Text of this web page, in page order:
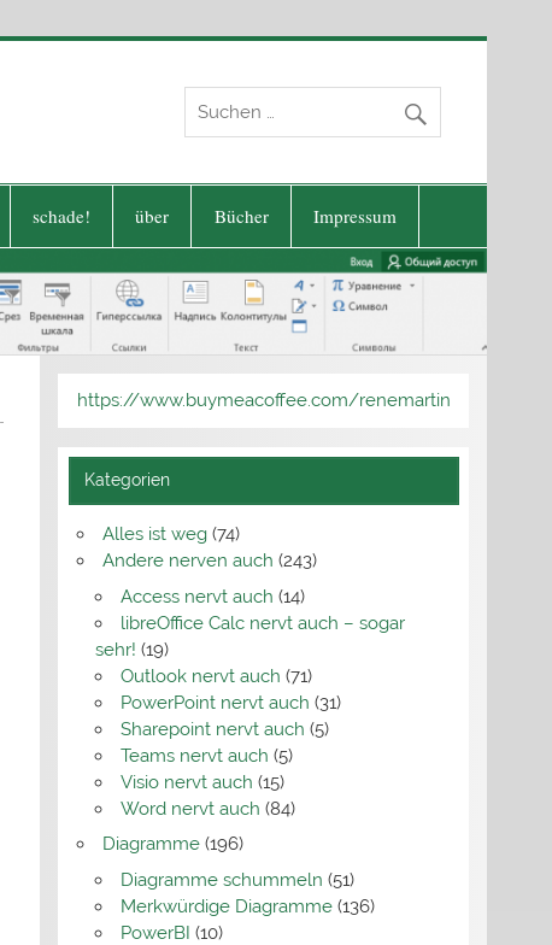
schade! über Bücher Impressum
https://www.buymeacoffee.com/renemartin
Kategorien
Alles ist weg(74)
Andere nerven auch (243)
Access nervt auch (14)
libreOffice Calc nervt auch – sogar
sehr! (19)
Outlook nervt auch (71)
PowerPoint nervt auch (31)
Sharepoint nervt auch (5)
Teams nervt auch (5)
Visio nervt auch (15)
Word nervt auch (84)
Diagramme(196)
Diagramme schummeln (51)
Merkwürdige Diagramme (136)
PowerBI (10)